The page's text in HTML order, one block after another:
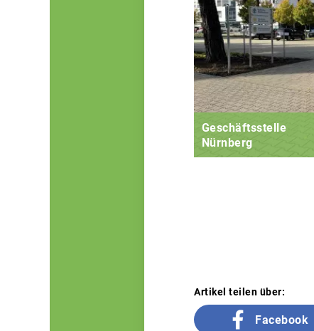
Geschäftsstelle
Nürnberg
Artikel teilen über:
Facebook